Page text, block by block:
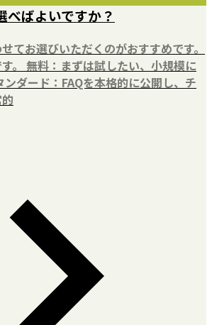
べばよいですか？
てお選びいただくのがおすすめです。
。 無料：まずは試したい、小規模に
ダード：FAQを本格的に公開し、チ